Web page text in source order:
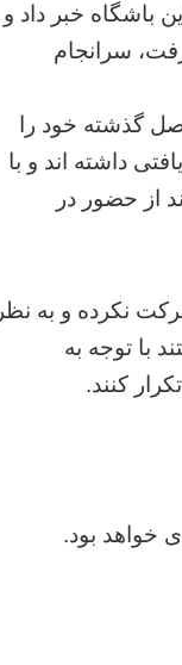
باشگاه خبر داد و
سرانجام
درصد از قرارداد فصل گذشته خود را
تنها به طور میانگین ۲۰ درصد دریافتی داشته اند و با
از حضور در
نکرده و به نظر
با توجه به
کنند.